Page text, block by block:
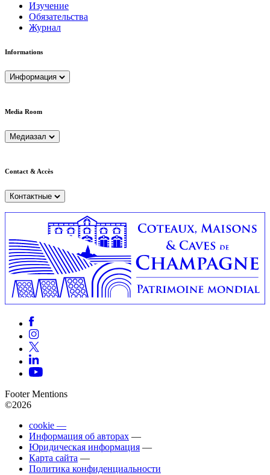
Изучение
Обязательства
Журнал
Informations
Информация
Media Room
Медиазал
Contact & Accès
Контактные
Footer Mentions
©2026
cookie —
Информация об авторах —
Юридическая информация —
Карта сайта —
Политика конфиденциальности